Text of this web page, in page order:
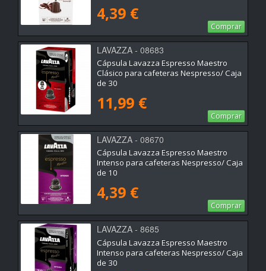
4,39 €
Comprar
LAVAZZA - 08683
Cápsula Lavazza Espresso Maestro
Clásico para cafeteras Nespresso/ Caja
de 30
11,99 €
Comprar
LAVAZZA - 08670
Cápsula Lavazza Espresso Maestro
Intenso para cafeteras Nespresso/ Caja
de 10
4,39 €
Comprar
LAVAZZA - 8685
Cápsula Lavazza Espresso Maestro
Intenso para cafeteras Nespresso/ Caja
de 30